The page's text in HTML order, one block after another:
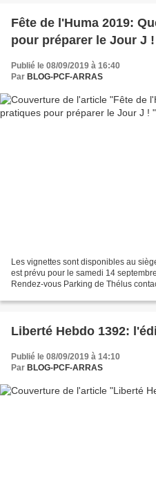
Fête de l'Huma 2019:
pour préparer le Jour J !
Publié le 08/09/2019 à 16:40
Par BLOG-PCF-ARRAS
Les vignettes sont disponibles au
est prévu pour le samedi 14
Rendez-vous Parking de Thélus
Liberté Hebdo 1392:
Publié le 08/09/2019 à 14:10
Par BLOG-PCF-ARRAS